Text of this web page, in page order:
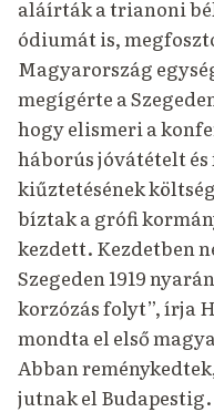
aláírták a trianoni
ódiumát is,
Magyarország
megígérte a
hogy elismeri a
háborús jóvátételt
kiűztetésének
bíztak a grófi
kezdett. Kezdetben
Szegeden 1919
korzózás folyt”, írja
mondta el első
Abban
jutnak el Budapestig.